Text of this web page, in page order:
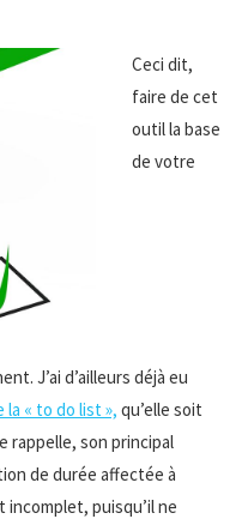
Ceci dit,
faire de cet
outil la base
de votre
J’ai d’ailleurs déjà eu
la « to do list », qu’elle soit
rappelle, son principal
de durée affectée à
puisqu’il ne